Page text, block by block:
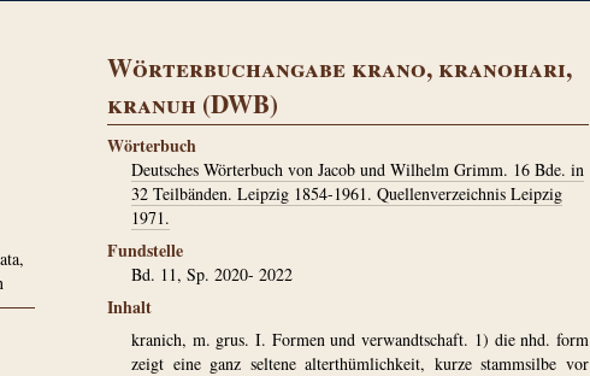
Wörterbuchangabe krano, kranohari,
kranuh (DWB)
Wörterbuch
Deutsches Wörterbuch von Jacob und Wilhelm Grimm. 16 Bde. in
32 Teilbänden. Leipzig 1854-1961. Quellenverzeichnis Leipzig
1971.
Fundstelle
Bd. 11, Sp. 2020- 2022
Inhalt
kranich, m. grus. I. Formen und verwandtschaft. 1) die nhd. form
zeigt eine ganz seltene alterthümlichkeit, kurze stammsilbe vor